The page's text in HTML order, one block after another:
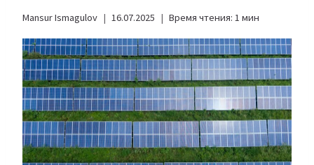
Mansur Ismagulov 16.07.2025 Время чтения: 1 мин